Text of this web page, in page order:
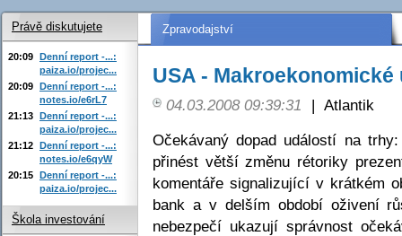
Zpravodajství
USA - Makroekonomické
04.03.2008 09:39:31 | Atlantik
Očekávaný dopad událostí na
přinést větší změnu rétoriky
komentáře signalizující v krátkém
bank a v delším období oživení
nebezpečí ukazují správnost
Právě diskutujete
20:09 Denní report -...:
paiza.io/projec...
20:09 Denní report -...:
notes.io/e6rL7
21:13 Denní report -...:
paiza.io/projec...
21:12 Denní report -...:
notes.io/e6qyW
20:15 Denní report -...:
paiza.io/projec...
Škola investování